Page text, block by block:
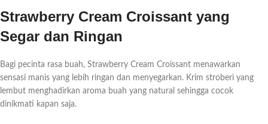
Strawberry Cream Croissant yang
Segar dan Ringan
Bagi pecinta rasa buah, Strawberry Cream Croissant menawarkan
sensasi manis yang lebih ringan dan menyegarkan. Krim stroberi yang
lembut menghadirkan aroma buah yang natural sehingga cocok
dinikmati kapan saja.